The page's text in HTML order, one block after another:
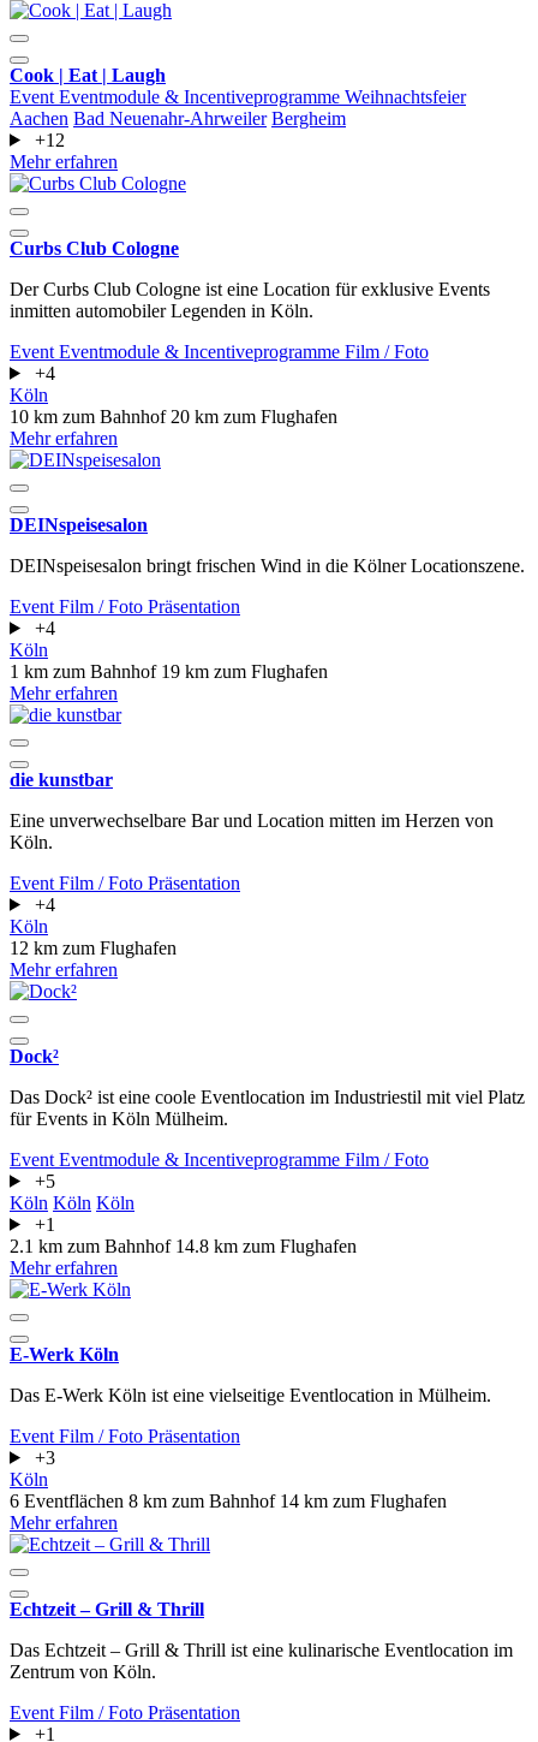
Cook | Eat | Laugh
Event Eventmodule & Incentiveprogramme Weihnachtsfeier
Aachen Bad Neuenahr-Ahrweiler Bergheim
+12
Mehr erfahren
Curbs Club Cologne
Der Curbs Club Cologne ist eine Location für exklusive Events
inmitten automobiler Legenden in Köln.
Event Eventmodule & Incentiveprogramme Film / Foto
+4
Köln
10 km zum Bahnhof 20 km zum Flughafen
Mehr erfahren
DEINspeisesalon
DEINspeisesalon bringt frischen Wind in die Kölner Locationszene.
Event Film / Foto Präsentation
+4
Köln
1 km zum Bahnhof 19 km zum Flughafen
Mehr erfahren
die kunstbar
Eine unverwechselbare Bar und Location mitten im Herzen von
Köln.
Event Film / Foto Präsentation
+4
Köln
12 km zum Flughafen
Mehr erfahren
Dock²
Das Dock² ist eine coole Eventlocation im Industriestil mit viel Platz
für Events in Köln Mülheim.
Event Eventmodule & Incentiveprogramme Film / Foto
+5
Köln Köln Köln
+1
2.1 km zum Bahnhof 14.8 km zum Flughafen
Mehr erfahren
E-Werk Köln
Das E-Werk Köln ist eine vielseitige Eventlocation in Mülheim.
Event Film / Foto Präsentation
+3
Köln
6 Eventflächen 8 km zum Bahnhof 14 km zum Flughafen
Mehr erfahren
Echtzeit – Grill & Thrill
Das Echtzeit – Grill & Thrill ist eine kulinarische Eventlocation im
Zentrum von Köln.
Event Film / Foto Präsentation
+1